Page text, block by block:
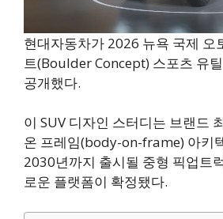
현대자동차가 2026 뉴욕 국제 오
트(Boulder Concept) 스포츠 유
공개했다.
이 SUV 디자인 스터디는 브랜드
온 프레임(body-on-frame) 아키
2030년까지 출시될 중형 픽업트
로운 플랫폼이 확정됐다.